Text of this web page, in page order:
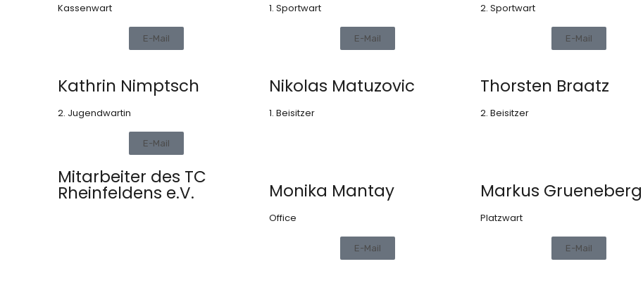
Kassenwart
E-Mail
1. Sportwart
E-Mail
2. Sportwart
E-Mail
Kathrin Nimptsch
2. Jugendwartin
E-Mail
Nikolas Matuzovic
1. Beisitzer
Thorsten Braatz
2. Beisitzer
Mitarbeiter des TC
Rheinfeldens e.V. Monika Mantay
Office
E-Mail
Markus Grueneberg
Platzwart
E-Mail